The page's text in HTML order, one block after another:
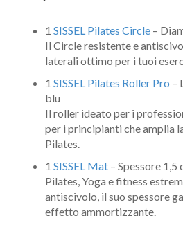
1 SISSEL Pilates Circle –
Il Circle resistente e
laterali ottimo per i tuoi
1 SISSEL Pilates Roller Pro –
blu
Il roller ideato per i
per i principianti che amplia
Pilates.
1 SISSEL Mat – Spessore 1,5
Pilates, Yoga e fitness
antiscivolo, il suo spessore
effetto ammortizzante.